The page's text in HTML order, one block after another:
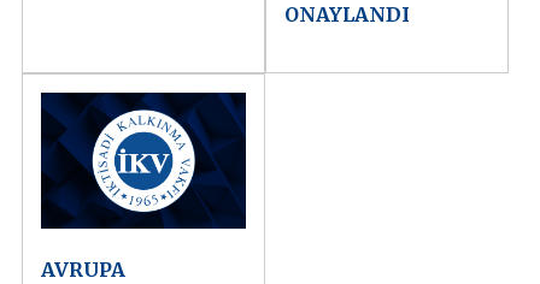
ONAYLANDI
AVRUPA